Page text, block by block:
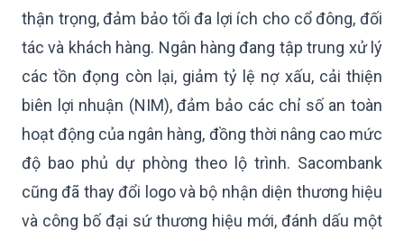
thận trọng, đảm bảo tối đa lợi ích cho cổ đông, đối
tác và khách hàng. Ngân hàng đang tập trung xử lý
các tồn đọng còn lại, giảm tỷ lệ nợ xấu, cải thiện
biên lợi nhuận (NIM), đảm bảo các chỉ số an toàn
hoạt động của ngân hàng, đồng thời nâng cao mức
độ bao phủ dự phòng theo lộ trình. Sacombank
cũng đã thay đổi logo và bộ nhận diện thương hiệu
và công bố đại sứ thương hiệu mới, đánh dấu một